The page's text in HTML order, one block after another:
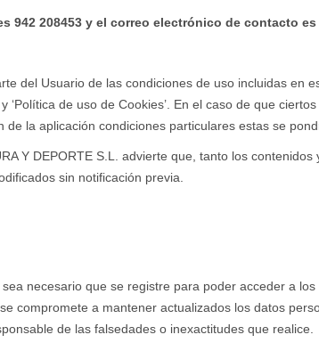
942 208453 y el correo electrónico de contacto es
del Usuario de las condiciones de uso incluidas en
‘Política de uso de Cookies’. En el caso de que
la aplicación condiciones particulares estas se
Y DEPORTE S.L. advierte que, tanto los
sin notificación previa.
necesario que se registre para poder acceder a
compromete a mantener actualizados los datos
de las falsedades o inexactitudes que realice.